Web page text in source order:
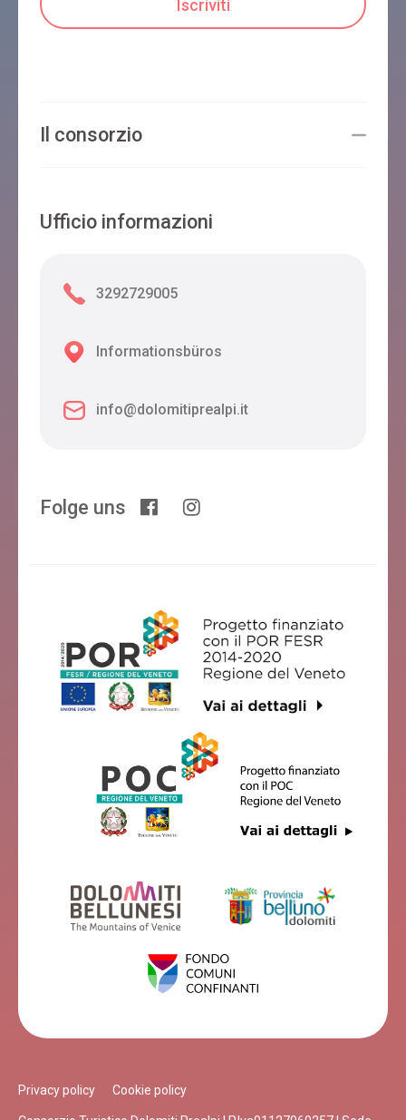
Il consorzio
Ufficio informazioni
3292729005
Informationsbüros
info@dolomitiprealpi.it
Folge uns
Privacy policy Cookie policy